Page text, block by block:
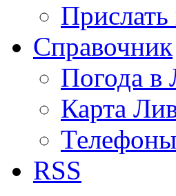
Справочник
Погода в
Карта
RSS